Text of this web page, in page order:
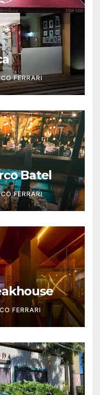
FERRARI
Batel
FERRARI
FERRARI